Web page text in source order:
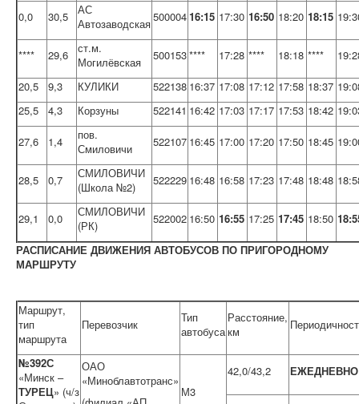
0,0 30,5
АС
Автозаводская50000416:15 17:30 16:50 18:20 18:15
**** 29,6
ст.м.
Могилёвская
500153**** 17:28 **** 18:18 ****
20,5 9,3 КУЛИКИ 522138 16:37 17:08 17:12 17:58 18:37
25,5
4,3 Корзуны 522141 16:42 17:03 17:17 17:53 18:42
27,6 1,4
пов.
Смиловичи
522107 16:45 17:00 17:20 17:50 18:45
28,5 0,7
СМИЛОВИЧИ
(Школа №2)
522229 16:48 16:58 17:23 17:48 18:48
29,1 0,0
СМИЛОВИЧИ
(РК)
522002 16:50 16:55 17:25 17:45 18:50
РАСПИСАНИЕ ДВИЖЕНИЯ АВТОБУСОВ ПО ПРИГОРОДНОМУ
МАРШРУТУ
Маршрут,
тип
маршрута
Перевозчик
Тип
автобуса
Расстояние,
км
№392С
«Минск –
ТУРЕЦ» (ч/з
ОАО
«Миноблавтотранс»
М3
42,0/43,2 ЕЖЕДНЕВНО